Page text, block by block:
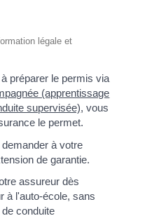
légale et
préparer le permis via
(apprentissage
supervisée), vous
le permet.
à votre
de garantie.
assureur dès
à l'auto-école, sans
conduite